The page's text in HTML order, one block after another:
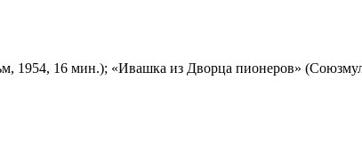
1954, 16 мин.); «Ивашка из Дворца пионеров»